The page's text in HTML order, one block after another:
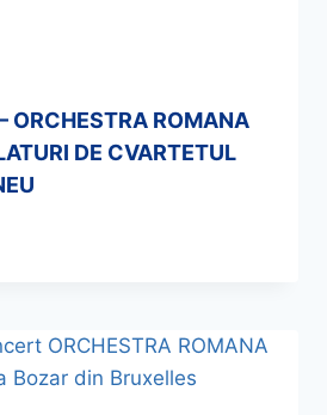
ORCHESTRA ROMANA
DE CVARTETUL